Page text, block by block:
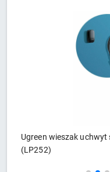
wieszak uchwyt